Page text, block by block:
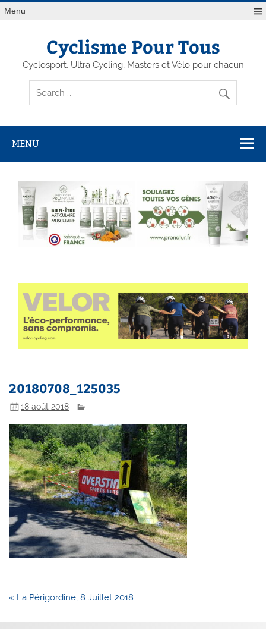
Menu
Cyclisme Pour Tous
Cyclosport, Ultra Cycling, Masters et Vélo pour chacun
MENU
20180708_125035
18 août 2018
Navigation
l’article
« La Périgordine, 8 Juillet 2018